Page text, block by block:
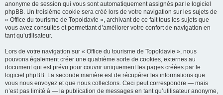
anonyme de session qui vous sont automatiquement assignés par le logiciel
phpBB. Un troisième cookie sera créé lors de votre navigation sur les sujets de
« Office du tourisme de Topoldavie », archivant de ce fait tous les sujets que
vous avez consultés et permettant d’améliorer votre confort de navigation en
tant qu’utilisateur.
Lors de votre navigation sur « Office du tourisme de Topoldavie », nous
pouvons également créer une quatrième sorte de cookies, externes au
document qui est prévu pour couvrir uniquement les pages créées par le
logiciel phpBB. La seconde manière est de récupérer les informations que
vous nous envoyez et que nous collectons. Ceci peut correspondre — mais
n’est pas limité à — la publication de messages en tant qu’utilisateur anonyme,